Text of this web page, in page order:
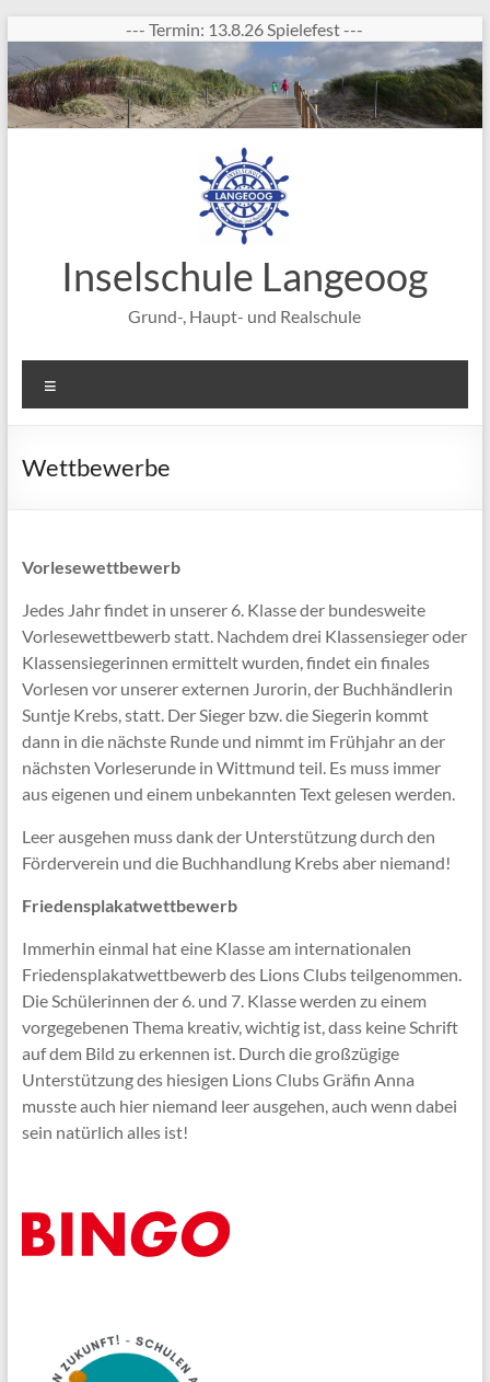
Inhalt
springen
--- Termin: 13.8.26 Spielefest ---
Inselschule Langeoog
Grund-, Haupt- und Realschule
Wettbewerbe
Vorlesewettbewerb
Jedes Jahr findet in unserer 6. Klasse der bundesweite
Vorlesewettbewerb statt. Nachdem drei Klassensieger oder
Klassensiegerinnen ermittelt wurden, findet ein finales
Vorlesen vor unserer externen Jurorin, der Buchhändlerin
Suntje Krebs, statt. Der Sieger bzw. die Siegerin kommt
dann in die nächste Runde und nimmt im Frühjahr an der
nächsten Vorleserunde in Wittmund teil. Es muss immer
aus eigenen und einem unbekannten Text gelesen werden.
Leer ausgehen muss dank der Unterstützung durch den
Förderverein und die Buchhandlung Krebs aber niemand!
Friedensplakatwettbewerb
Immerhin einmal hat eine Klasse am internationalen
Friedensplakatwettbewerb des Lions Clubs teilgenommen.
Die Schülerinnen der 6. und 7. Klasse werden zu einem
vorgegebenen Thema kreativ, wichtig ist, dass keine Schrift
auf dem Bild zu erkennen ist. Durch die großzügige
Unterstützung des hiesigen Lions Clubs Gräfin Anna
musste auch hier niemand leer ausgehen, auch wenn dabei
sein natürlich alles ist!